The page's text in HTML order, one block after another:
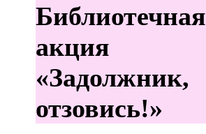
Библиотечная
акция
«Задолжник,
отзовись!»